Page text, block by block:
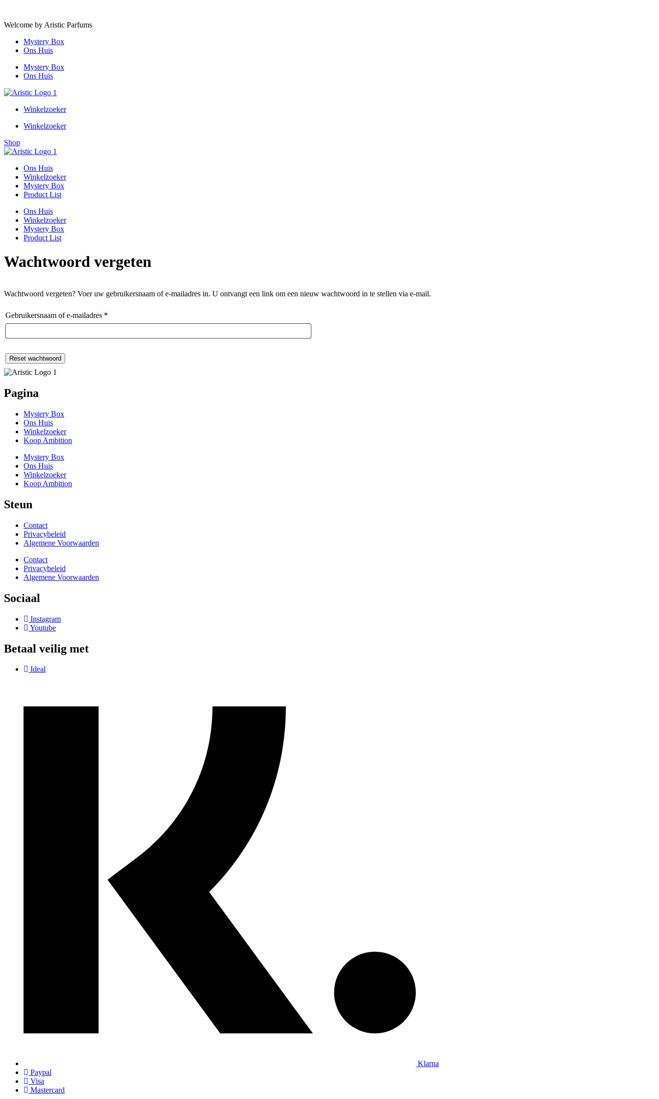
Welcome by Aristic Parfums
Mystery Box
Ons Huis
Mystery Box
Ons Huis
Winkelzoeker
Winkelzoeker
Shop
Ons Huis
Winkelzoeker
Mystery Box
Product List
Ons Huis
Winkelzoeker
Mystery Box
Product List
Wachtwoord vergeten
Wachtwoord vergeten? Voer uw gebruikersnaam of e-mailadres in. U ontvangt een link om een nieuw wachtwoord in te stellen via e-mail.
Gebruikersnaam of e-mailadres *Vereist
Reset wachtwoord
Pagina
Mystery Box
Ons Huis
Winkelzoeker
Koop Ambition
Mystery Box
Ons Huis
Winkelzoeker
Koop Ambition
Steun
Contact
Privacybeleid
Algemene Voorwaarden
Contact
Privacybeleid
Algemene Voorwaarden
Sociaal
Instagram
Youtube
Betaal veilig met
Ideal
Klarna
Paypal
Visa
Mastercard